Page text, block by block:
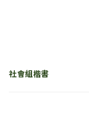
社會組楷書